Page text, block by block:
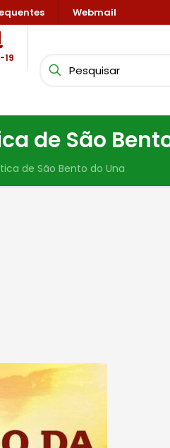
Webmail
19
de São
de São Bento do Una